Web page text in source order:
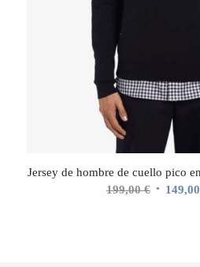
Jersey de hombre de cuello pico
199,00€ El 149,00